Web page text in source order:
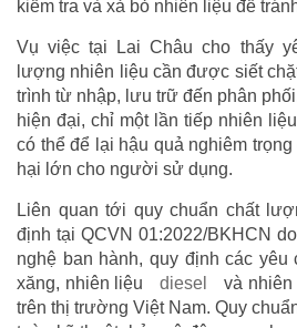
kiểm tra và xả bỏ nhiên liệu để
Vụ việc tại Lai Châu cho thấy
lượng nhiên liệu cần được siết
trình từ nhập, lưu trữ đến phân
hiện đại, chỉ một lần tiếp nhiên
có thể để lại hậu quả nghiêm
hại lớn cho người sử dụng.
Liên quan tới quy chuẩn chất
định tại QCVN 01:2022/BKHCN
nghệ ban hành, quy định các
xăng, nhiên liệu
diesel
và
trên thị trường Việt Nam. Quy